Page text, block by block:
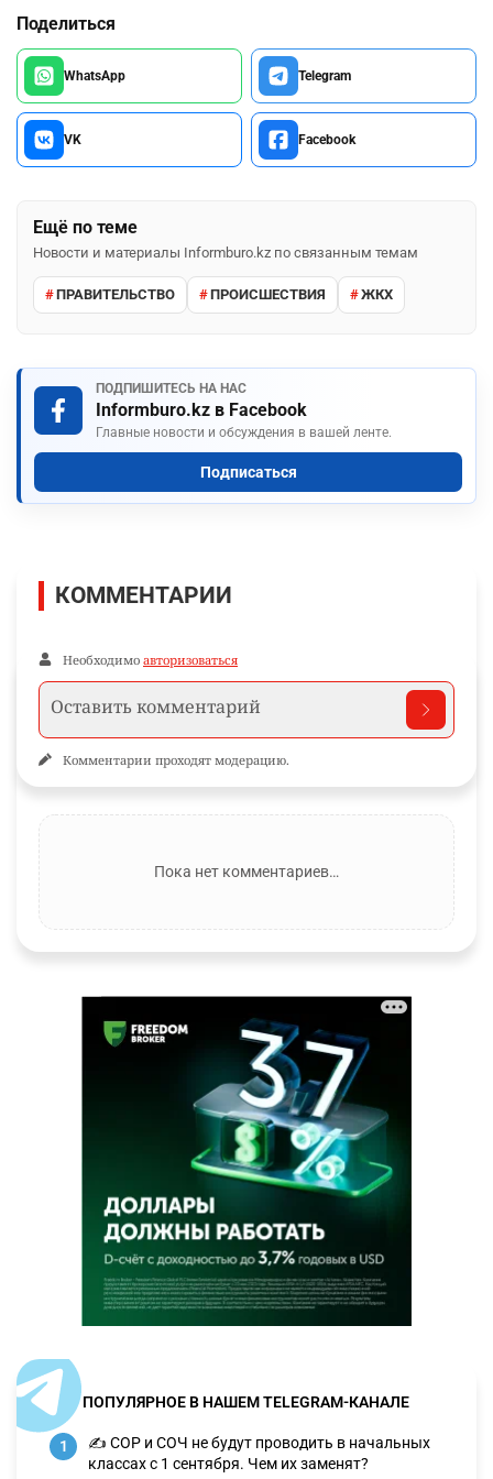
Поделиться
WhatsApp Telegram
VK Facebook
Ещё по теме
Новости и материалы Informburo.kz по связанным темам
ПРАВИТЕЛЬСТВО ПРОИСШЕСТВИЯ ЖКХ
ПОДПИШИТЕСЬ НА НАС
Informburo.kz в Facebook
Главные новости и обсуждения в вашей ленте.
Подписаться
КОММЕНТАРИИ
Необходимо авторизоваться
Комментарии проходят модерацию.
Пока нет комментариев…
ПОПУЛЯРНОЕ В НАШЕМ TELEGRAM-КАНАЛЕ
1
✍️ СОР и СОЧ не будут проводить в начальных
классах с 1 сентября. Чем их заменят?